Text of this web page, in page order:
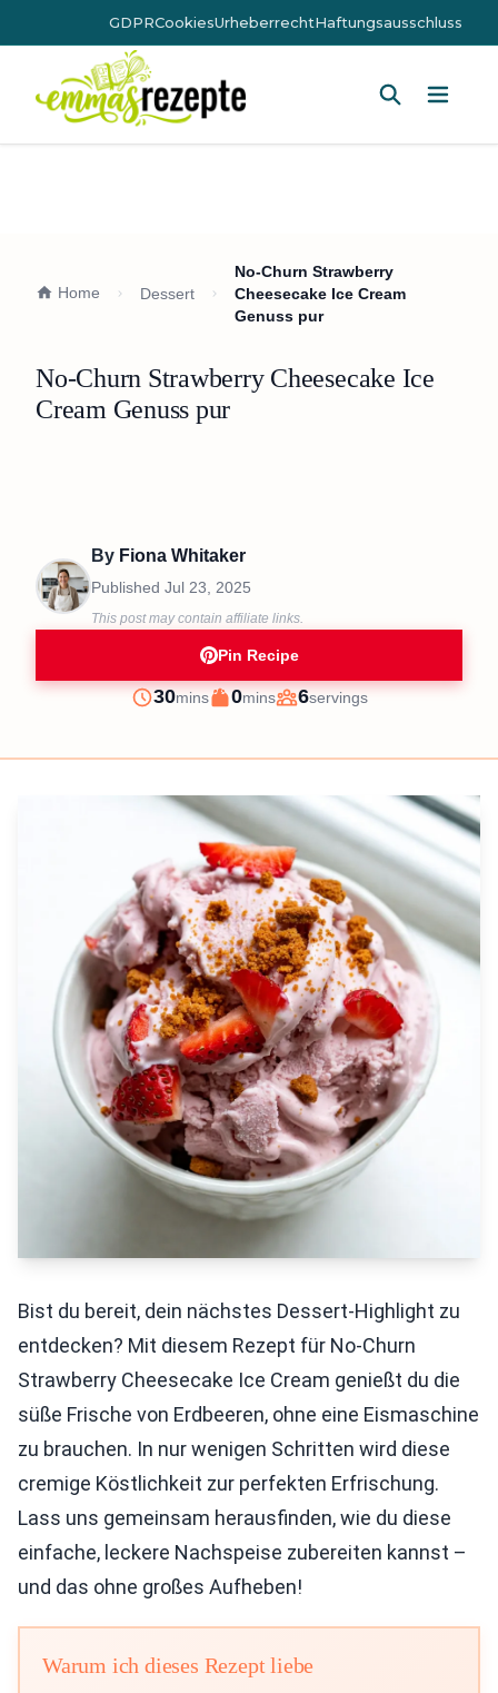
GDPRCookiesUrheberrechtHaftungsausschluss
Home Dessert
No-Churn Strawberry
Cheesecake Ice Cream
Genuss pur
No-Churn Strawberry Cheesecake Ice
Cream Genuss pur
By Fiona Whitaker
Published Jul 23, 2025
This post may contain affiliate links.
Pin Recipe
Prep
30minutes
mins
Cook
0minutes
mins
Servings
6servings
Bist du bereit, dein nächstes Dessert-Highlight zu
entdecken? Mit diesem Rezept für No-Churn
Strawberry Cheesecake Ice Cream genießt du die
süße Frische von Erdbeeren, ohne eine Eismaschine
zu brauchen. In nur wenigen Schritten wird diese
cremige Köstlichkeit zur perfekten Erfrischung.
Lass uns gemeinsam herausfinden, wie du diese
einfache, leckere Nachspeise zubereiten kannst –
und das ohne großes Aufheben!
Warum ich dieses Rezept liebe